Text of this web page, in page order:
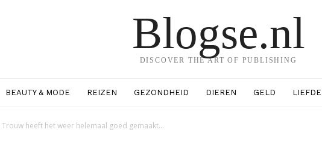
Blogse.nl
DISCOVER THE ART OF PUBLISHING
BEAUTY & MODE REIZEN GEZONDHEID DIEREN GELD LIEFDE
heeft het weer helemaal goed gemaakt…